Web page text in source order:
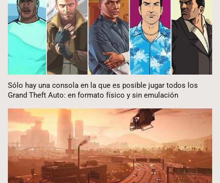
Sólo hay una consola en la que es posible jugar todos los
Grand Theft Auto: en formato físico y sin emulación